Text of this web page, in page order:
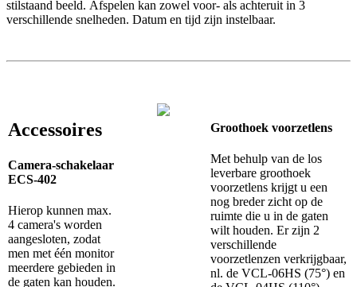
stilstaand beeld. Afspelen kan zowel voor- als achteruit in 3
verschillende snelheden. Datum en tijd zijn instelbaar.
Accessoires
Camera-schakelaar
ECS-402
Hierop kunnen max.
4 camera's worden
aangesloten, zodat
men met één monitor
meerdere gebieden in
de gaten kan houden.
Groothoek voorzetlens
Met behulp van de los
leverbare groothoek
voorzetlens krijgt u een
nog breder zicht op de
ruimte die u in de gaten
wilt houden. Er zijn 2
verschillende
voorzetlenzen verkrijgbaar,
nl. de VCL-06HS (75°) en